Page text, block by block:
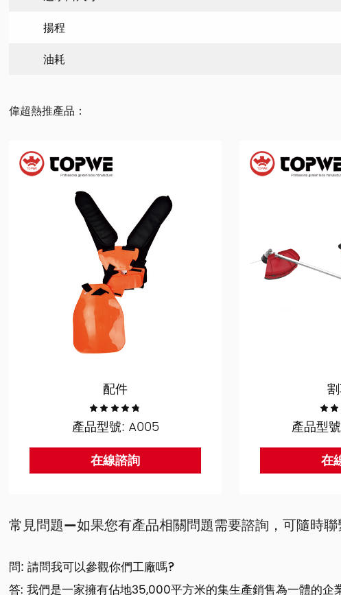
揚程
油耗
偉超熱推產品：
配件
產品型號: A005
在線諮詢
產品型
在
常見問題—如果您有產品相關問題需要諮詢，可隨時
問: 請問我可以參觀你們工廠嗎?
答: 我們是一家擁有佔地35,000平方米的集生產銷售為一體的企